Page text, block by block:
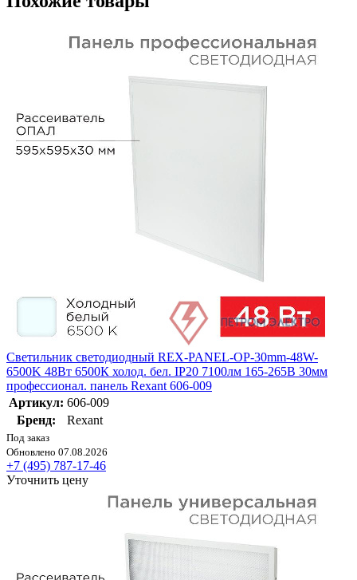
Светильник светодиодный REX-PANEL-OP-30mm-48W-
6500K 48Вт 6500К холод. бел. IP20 7100лм 165-265В 30мм
профессионал. панель Rexant 606-009
Артикул: 606-009
Бренд:
Rexant
Под заказ
Обновлено 07.08.2026
+7 (495) 787-17-46
Уточнить цену